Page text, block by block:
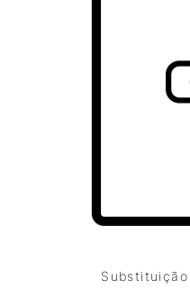
Substituição